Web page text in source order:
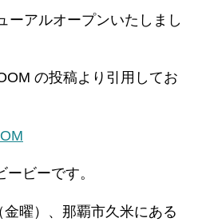
ーアルオープンいたしまし
の投稿より引用してお
ビーです。
金曜）、那覇市久米にある